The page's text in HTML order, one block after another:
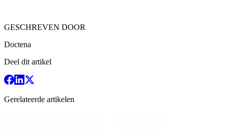
GESCHREVEN DOOR
Doctena
Deel dit artikel
Gerelateerde artikelen